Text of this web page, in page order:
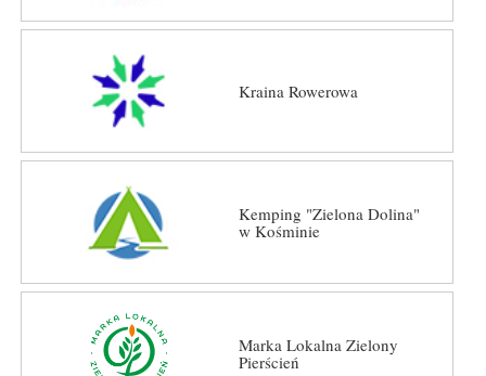
Kraina Rowerowa
Kemping "Zielona Dolina"
w Kośminie
Marka Lokalna Zielony
Pierścień